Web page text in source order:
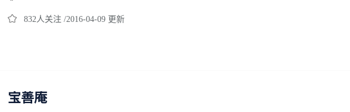
832人关注 /2016-04-09 更新
宝善庵